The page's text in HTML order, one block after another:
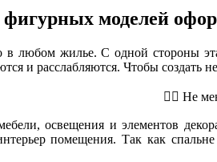
фигурных моделей
в любом жилье. С одной стороны
и расслабляются. Чтобы
👷‍♂️ Не
освещения и элементов
помещения. Так как